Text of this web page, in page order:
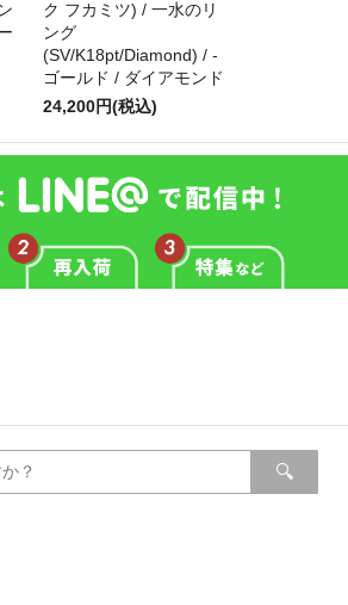
ク フカミツ) / 一水のリ
ング
(SV/K18pt/Diamond) / -
ゴールド / ダイアモンド
24,200円(税込)